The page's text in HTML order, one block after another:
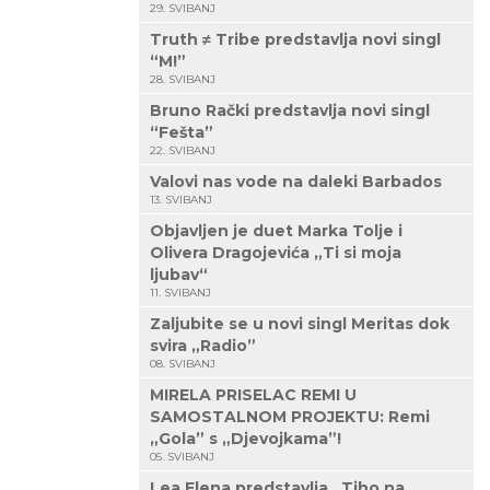
29. SVIBANJ
Truth ≠ Tribe predstavlja novi singl
“M!”
28. SVIBANJ
Bruno Rački predstavlja novi singl
“Fešta”
22. SVIBANJ
Valovi nas vode na daleki Barbados
13. SVIBANJ
Objavljen je duet Marka Tolje i
Olivera Dragojevića „Ti si moja
ljubav“
11. SVIBANJ
Zaljubite se u novi singl Meritas dok
svira „Radio”
08. SVIBANJ
MIRELA PRISELAC REMI U
SAMOSTALNOM PROJEKTU: Remi
„Gola” s „Djevojkama”!
05. SVIBANJ